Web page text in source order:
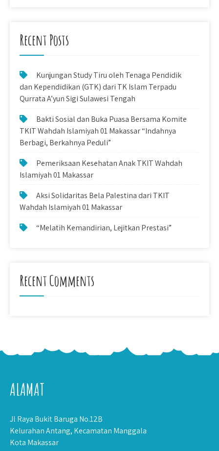
Recent Posts
Kunjungan Study Tiru oleh Tenaga Pendidik
dan Kependidikan (GTK) dari TK Islam Terpadu
Qurrata A’yun Sigi Sulawesi Tengah
Bakti Sosial dan Buka Puasa Bersama Komite
TKIT Wahdah Islamiyah 01 Makassar “Indahnya
Berbagi, Berkahnya Peduli”
Pemeriksaan Kesehatan Anak TKIT Wahdah
Islamiyah 01 Makassar
Aksi Solidaritas Bela Palestina dari TKIT
Wahdah Islamiyah 01 Makassar
“Melatih Kemandirian, Lejitkan Prestasi”
Recent Comments
ALAMAT
Jl Raya Bukit Baruga No.12B
Kelurahan Antang, Kecamatan Manggala
Kota Makassar